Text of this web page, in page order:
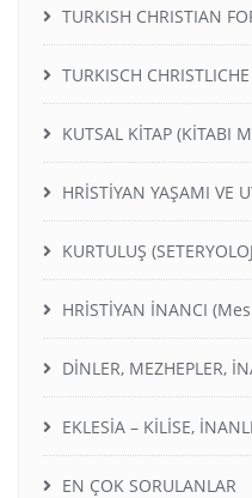
TURKISH CHRISTIAN
TURKISCH
KUTSAL KİTAP (KİTABI
HRİSTİYAN YAŞAMI VE
KURTULUŞ
HRİSTİYAN İNANCI
DİNLER, MEZHEPLER,
EKLESİA – KİLİSE,
EN ÇOK SORULANLAR